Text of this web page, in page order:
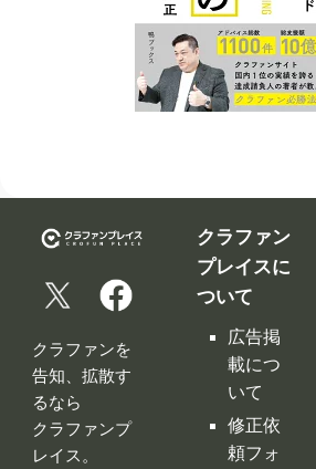
クラファンを
告知、拡散す
るなら
クラファンプ
レイス。
レイスには
全てのクラフ
ァンサイトの
情報が集約！
クラファン
プレイスに
いて
修正依
頼フォ
ーム
お問い
合わせ
利用規
約